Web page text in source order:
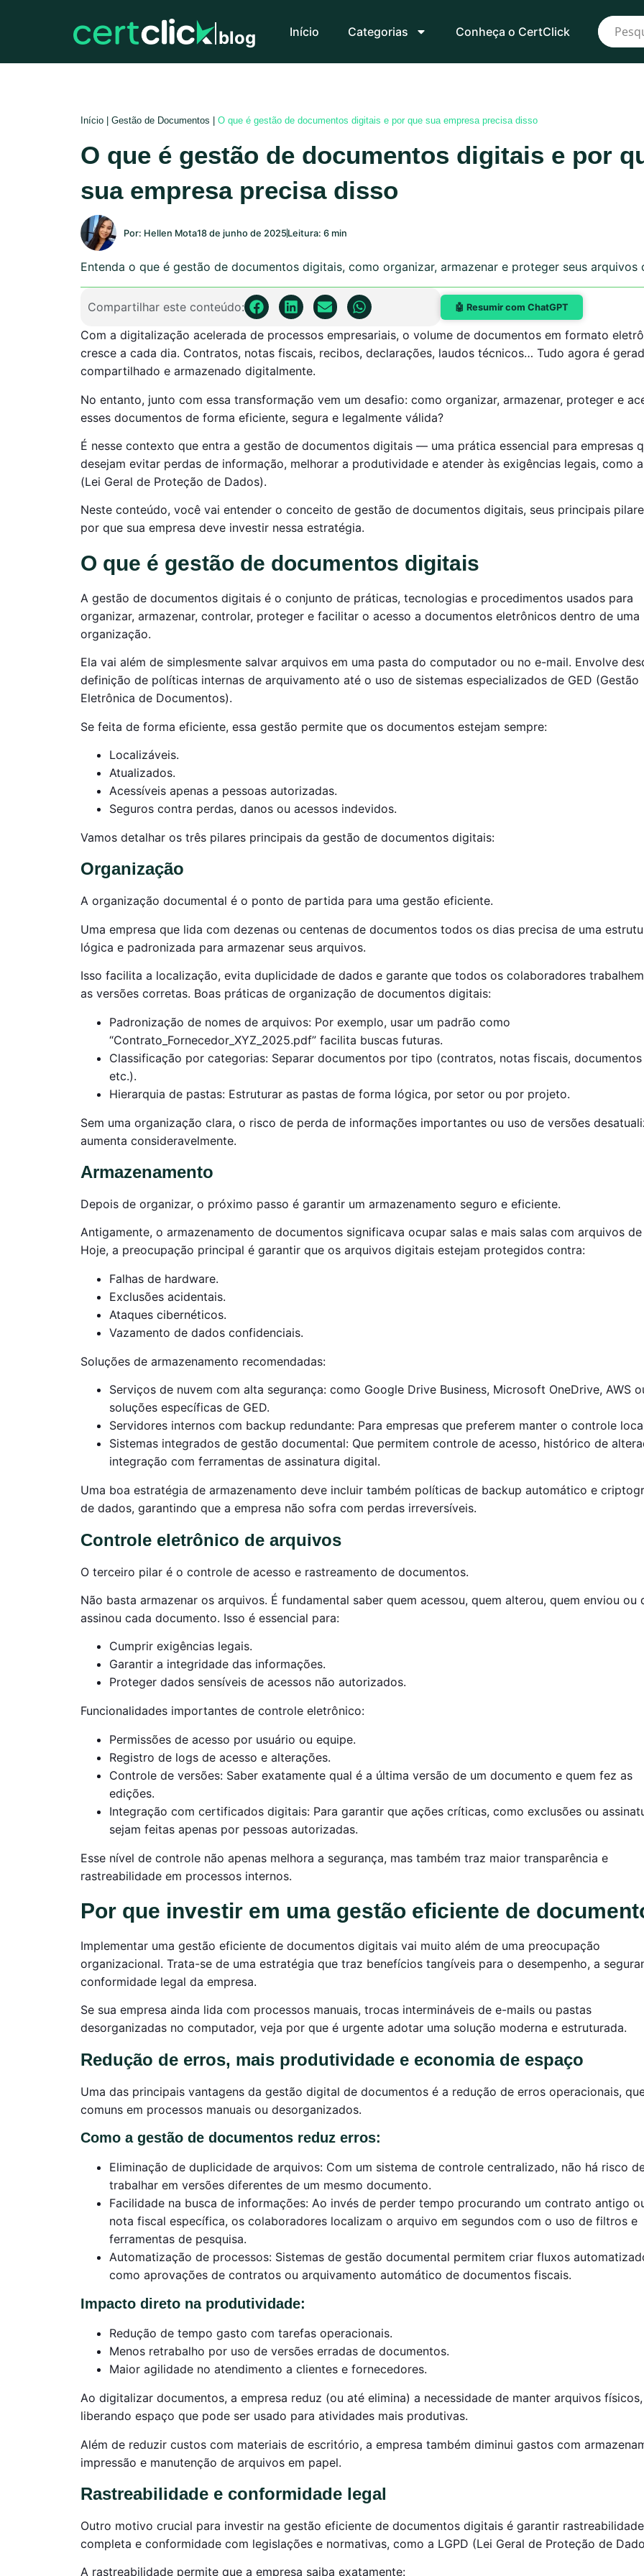
blog Início Categorias Conheça o CertClick
Início Gestão de Documentos O que é gestão de documentos digitais e por que sua empresa precisa disso
O que é gestão de documentos digitais e por
sua empresa precisa disso
Por: Hellen Mota18 de junho de 2025 Leitura: 6 min
Entenda o que é gestão de documentos digitais, como organizar, armazenar e proteger seus arquivos
Compartilhar este conteúdo: 🤖 Resumir com ChatGPT
Com a digitalização acelerada de processos empresariais, o volume de documentos em formato
cresce a cada dia. Contratos, notas fiscais, recibos, declarações, laudos técnicos… Tudo agora é
compartilhado e armazenado digitalmente.
No entanto, junto com essa transformação vem um desafio: como organizar, armazenar, proteger e
esses documentos de forma eficiente, segura e legalmente válida?
É nesse contexto que entra a gestão de documentos digitais — uma prática essencial para empresas
desejam evitar perdas de informação, melhorar a produtividade e atender às exigências legais, como a
(Lei Geral de Proteção de Dados).
Neste conteúdo, você vai entender o conceito de gestão de documentos digitais, seus principais
por que sua empresa deve investir nessa estratégia.
O que é gestão de documentos digitais
A gestão de documentos digitais é o conjunto de práticas, tecnologias e procedimentos usados para
organizar, armazenar, controlar, proteger e facilitar o acesso a documentos eletrônicos dentro de uma
organização.
Ela vai além de simplesmente salvar arquivos em uma pasta do computador ou no e-mail. Envolve
definição de políticas internas de arquivamento até o uso de sistemas especializados de GED (Gestão
Eletrônica de Documentos).
Se feita de forma eficiente, essa gestão permite que os documentos estejam sempre:
Localizáveis.
Atualizados.
Acessíveis apenas a pessoas autorizadas.
Seguros contra perdas, danos ou acessos indevidos.
Vamos detalhar os três pilares principais da gestão de documentos digitais:
Organização
A organização documental é o ponto de partida para uma gestão eficiente.
Uma empresa que lida com dezenas ou centenas de documentos todos os dias precisa de uma
lógica e padronizada para armazenar seus arquivos.
Isso facilita a localização, evita duplicidade de dados e garante que todos os colaboradores
as versões corretas. Boas práticas de organização de documentos digitais:
Padronização de nomes de arquivos: Por exemplo, usar um padrão como
“Contrato_Fornecedor_XYZ_2025.pdf” facilita buscas futuras.
Classificação por categorias: Separar documentos por tipo (contratos, notas fiscais, documentos
etc.).
Hierarquia de pastas: Estruturar as pastas de forma lógica, por setor ou por projeto.
Sem uma organização clara, o risco de perda de informações importantes ou uso de versões
aumenta consideravelmente.
Armazenamento
Depois de organizar, o próximo passo é garantir um armazenamento seguro e eficiente.
Antigamente, o armazenamento de documentos significava ocupar salas e mais salas com arquivos
Hoje, a preocupação principal é garantir que os arquivos digitais estejam protegidos contra:
Falhas de hardware.
Exclusões acidentais.
Ataques cibernéticos.
Vazamento de dados confidenciais.
Soluções de armazenamento recomendadas:
Serviços de nuvem com alta segurança: como Google Drive Business, Microsoft OneDrive, AWS
soluções específicas de GED.
Servidores internos com backup redundante: Para empresas que preferem manter o controle
Sistemas integrados de gestão documental: Que permitem controle de acesso, histórico de
integração com ferramentas de assinatura digital.
Uma boa estratégia de armazenamento deve incluir também políticas de backup automático e
de dados, garantindo que a empresa não sofra com perdas irreversíveis.
Controle eletrônico de arquivos
O terceiro pilar é o controle de acesso e rastreamento de documentos.
Não basta armazenar os arquivos. É fundamental saber quem acessou, quem alterou, quem enviou ou
assinou cada documento. Isso é essencial para:
Cumprir exigências legais.
Garantir a integridade das informações.
Proteger dados sensíveis de acessos não autorizados.
Funcionalidades importantes de controle eletrônico:
Permissões de acesso por usuário ou equipe.
Registro de logs de acesso e alterações.
Controle de versões: Saber exatamente qual é a última versão de um documento e quem fez as
edições.
Integração com certificados digitais: Para garantir que ações críticas, como exclusões ou
sejam feitas apenas por pessoas autorizadas.
Esse nível de controle não apenas melhora a segurança, mas também traz maior transparência e
rastreabilidade em processos internos.
Por que investir em uma gestão eficiente de
Implementar uma gestão eficiente de documentos digitais vai muito além de uma preocupação
organizacional. Trata-se de uma estratégia que traz benefícios tangíveis para o desempenho, a
conformidade legal da empresa.
Se sua empresa ainda lida com processos manuais, trocas intermináveis de e-mails ou pastas
desorganizadas no computador, veja por que é urgente adotar uma solução moderna e estruturada.
Redução de erros, mais produtividade e economia de espaço
Uma das principais vantagens da gestão digital de documentos é a redução de erros operacionais,
comuns em processos manuais ou desorganizados.
Como a gestão de documentos reduz erros:
Eliminação de duplicidade de arquivos: Com um sistema de controle centralizado, não há risco
trabalhar em versões diferentes de um mesmo documento.
Facilidade na busca de informações: Ao invés de perder tempo procurando um contrato antigo
nota fiscal específica, os colaboradores localizam o arquivo em segundos com o uso de filtros e
ferramentas de pesquisa.
Automatização de processos: Sistemas de gestão documental permitem criar fluxos
como aprovações de contratos ou arquivamento automático de documentos fiscais.
Impacto direto na produtividade:
Redução de tempo gasto com tarefas operacionais.
Menos retrabalho por uso de versões erradas de documentos.
Maior agilidade no atendimento a clientes e fornecedores.
Ao digitalizar documentos, a empresa reduz (ou até elimina) a necessidade de manter arquivos físicos,
liberando espaço que pode ser usado para atividades mais produtivas.
Além de reduzir custos com materiais de escritório, a empresa também diminui gastos com
impressão e manutenção de arquivos em papel.
Rastreabilidade e conformidade legal
Outro motivo crucial para investir na gestão eficiente de documentos digitais é garantir rastreabilidade
completa e conformidade com legislações e normativas, como a LGPD (Lei Geral de Proteção de
A rastreabilidade permite que a empresa saiba exatamente: